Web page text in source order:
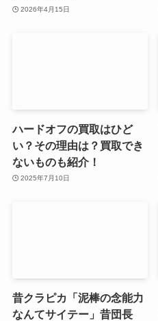
2026年4月15日
ハードオフの買取はひど
い？その理由は？買取でき
ないものも紹介！
2025年7月10日
昔クラピカ「泥棒の念能力
なんてサイテー」昔団長